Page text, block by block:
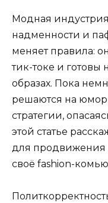
Модная
надменности и
меняет правила:
тик-токе и
образах. Пока
решаются на
стратегии,
этой статье
для продвижения
своё fashion-